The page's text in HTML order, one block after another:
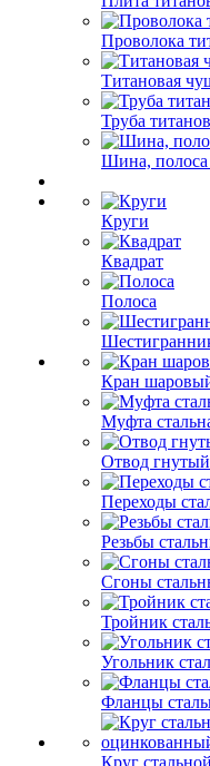
Проволока
Титановая
Труба
Шина, полоса
Круги
Квадрат
Полоса
Кран
Муфта
Отвод гнутый
Переходы
Резьбы
Сгоны
Тройник
Угольник
Фланцы
Круг стальной